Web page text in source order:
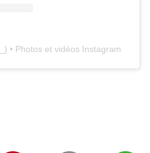
) • Photos et vidéos Instagram